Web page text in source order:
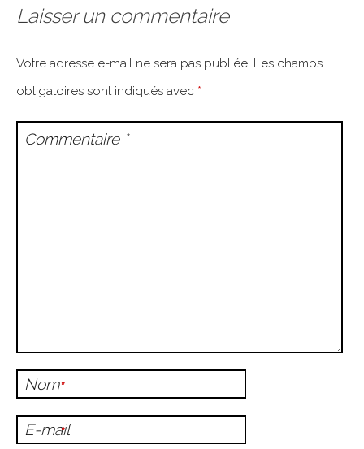
Laisser un commentaire
Votre adresse e-mail ne sera pas publiée. Les champs
obligatoires sont indiqués avec *
Commentaire *
Nom*
E-mail
*